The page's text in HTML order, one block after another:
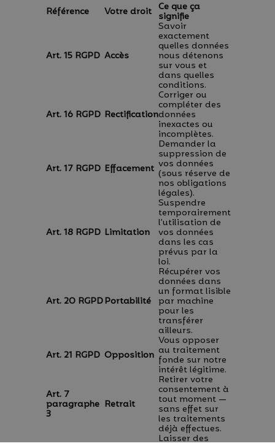
Référence Votre droit Ce que ça
signifie
Art. 15 RGPD Accès
Savoir
exactement
quelles données
nous détenons
sur vous et
dans quelles
conditions.
Art. 16 RGPD Rectification
Corriger ou
compléter des
données
inexactes ou
incomplètes.
Art. 17 RGPD Effacement
Demander la
suppression de
vos données
(sous réserve de
nos obligations
légales).
Art. 18 RGPD Limitation
Suspendre
temporairement
l’utilisation de
vos données
dans les cas
prévus par la
loi.
Art. 20 RGPDPortabilité
Récupérer vos
données dans
un format lisible
par machine
pour les
transférer
ailleurs.
Art. 21 RGPD Opposition
Vous opposer
au traitement
fonde sur notre
intérêt légitime.
Art. 7
paragraphe
3
Retrait
Retirer votre
consentement à
tout moment —
sans effet sur
les traitements
déjà effectues.
Laisser des